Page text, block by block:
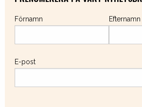
Förnamn Efternamn
E-post